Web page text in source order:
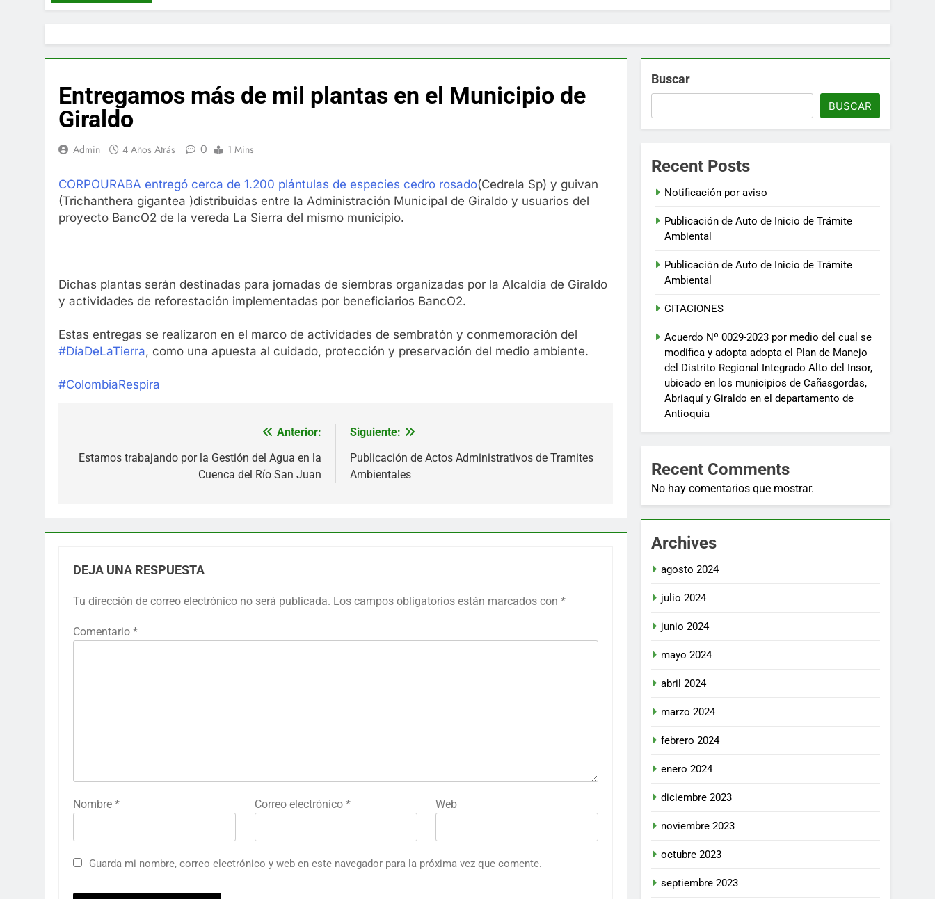
Entregamos más de mil plantas en el Municipio de
Giraldo
Admin 4 Años Atrás 0 1 Mins
CORPOURABA entregó cerca de 1.200 plántulas de especies cedro rosado(Cedrela Sp) y guivan
(Trichanthera gigantea )distribuidas entre la Administración Municipal de Giraldo y usuarios del
proyecto BancO2 de la vereda La Sierra del mismo municipio.
Dichas plantas serán destinadas para jornadas de siembras organizadas por la Alcaldia de Giraldo
y actividades de reforestación implementadas por beneficiarios BancO2.
Estas entregas se realizaron en el marco de actividades de sembratón y conmemoración del
#DíaDeLaTierra, como una apuesta al cuidado, protección y preservación del medio ambiente.
#ColombiaRespira
de
Anterior:
Estamos trabajando por la Gestión del Agua en la
Cuenca del Río San Juan
Siguiente:
Publicación de Actos Administrativos de Tramites
Ambientales
DEJA UNA RESPUESTA
Tu dirección de correo electrónico no será publicada. Los campos obligatorios están marcados con *
Comentario *
Nombre * Correo electrónico * Web
Guarda mi nombre, correo electrónico y web en este navegador para la próxima vez que comente.
Buscar
BUSCAR
Recent Posts
Notificación por aviso
Publicación de Auto de Inicio de Trámite
Ambiental
Publicación de Auto de Inicio de Trámite
Ambiental
CITACIONES
Acuerdo Nº 0029-2023 por medio del cual se
modifica y adopta adopta el Plan de Manejo
del Distrito Regional Integrado Alto del Insor,
ubicado en los municipios de Cañasgordas,
Abriaquí y Giraldo en el departamento de
Antioquia
Recent Comments
No hay comentarios que mostrar.
Archives
agosto 2024
julio 2024
junio 2024
mayo 2024
abril 2024
marzo 2024
febrero 2024
enero 2024
diciembre 2023
noviembre 2023
octubre 2023
septiembre 2023